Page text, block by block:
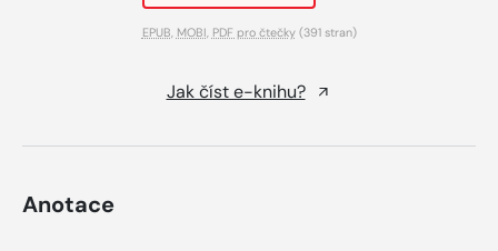
EPUB, MOBI, PDF pro čtečky(391 stran)
Jak číst e-knihu?
Anotace